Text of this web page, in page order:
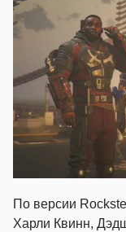
По версии
Харли Квинн,